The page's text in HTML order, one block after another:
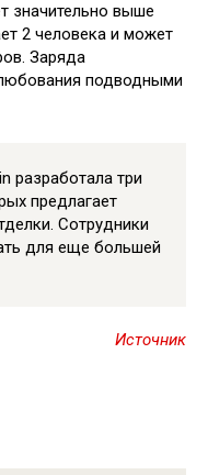
значительно выше
2 человека и может
Заряда
подводными
разработала три
предлагает
Сотрудники
для еще большей
Источник